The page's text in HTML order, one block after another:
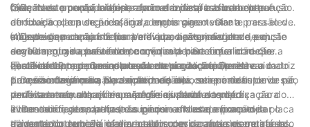
biela. Neste ponto, o ajuste da matriz está basicamente
concluído e, em seguida, liga o motor para testar a pressão de
mais de dez comprimidos. Verifique o peso, a dureza e o
acabamento superficial do comprimido. Se a qualidade for
qualificada, pode ser colocado em produção. Durante o
processo de produção, a qualidade dos comprimidos deve ser
verificada a qualquer momento e ajustada a tempo.
fora, mas tome cuidado para não danificar a borda do punção.
fixação do punção inferior, afrouxe o parafuso borboleta e
afrouxe a placa de pressão da engrenagem. Gire a
engrenagem de ajuste para elevar a haste inferior do punção
em 10 mm, gire suavemente o volante para fazer com que a
haste inferior empurre parte da matriz do meio e retire a matriz
do meio com a mão. Se a matriz do meio se encaixar
perfeitamente no orifício, não gire o volante com força para
evitar danificar as peças da máquina. Neste momento, a placa
da matriz intermediária deve ser removida antes de retirar a
⑶Remova o punção inferior: primeiro desparafuse o parafuso
de fixação do punção inferior, depois gire o volante para elevar
a haste do punção inferior para a posição mais alta e, em
seguida, puxe a haste do punção superior com a mão. Se
encaixar bem, pode ser preso com um alicate (tenha cuidado
para não danificar a borda do punção).
⑷Depois que a matriz for removida, a engrenagem de ajuste
deve ser girada para fazer com que a haste inferior recue
cerca de 10 mm. Quando o volante é girado para elevar o
punção inferior para a posição mais alta, sua parte superior não
deve ser mais alta que a superfície inferior da placa
intermediária da matriz (não ignore esta etapa para evitar o
acidente do punção inferior colidir com o o meio morre quando
四：Desmontagem e instalação de peças principais
1. Desmontagem da placa intermediária: retire o defletor de pó,
remova a tremonha, desparafuse os parafusos de fixação do
alimentador, desparafuse os pinos e molas de fixação do
alimentador, remova o alimentador, desparafuse os parafusos
2. Desmontagem da haste superior: afrouxe a porca de
travamento da biela, gire a haste superior para desengatá-la